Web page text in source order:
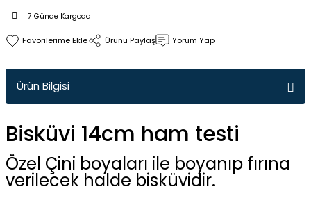
7 Günde Kargoda
Ürünü Paylaş Yorum Yap
Ürün Bilgisi
Bisküvi 14cm ham testi
Özel Çini boyaları ile boyanıp fırına
verilecek halde bisküvidir.